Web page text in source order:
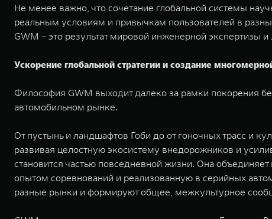
Не менее важно, что сочетание глобальной системы
реальным условиям и привычкам пользователей в
GWM – это результат мировой инженерной экспертизы и
Ускорение глобальной стратегии и создание
Философия GWM выходит далеко за рамки покорения
автомобильном рынке.
От пустынь и ландшафтов Гоби до от гоночных трасс и
развивая целостную экосистему внедорожников и
становится частью повседневной жизни. Она
опытом соревнований и реализованную в серийных
разные рынки и формируют общее, межкультурное